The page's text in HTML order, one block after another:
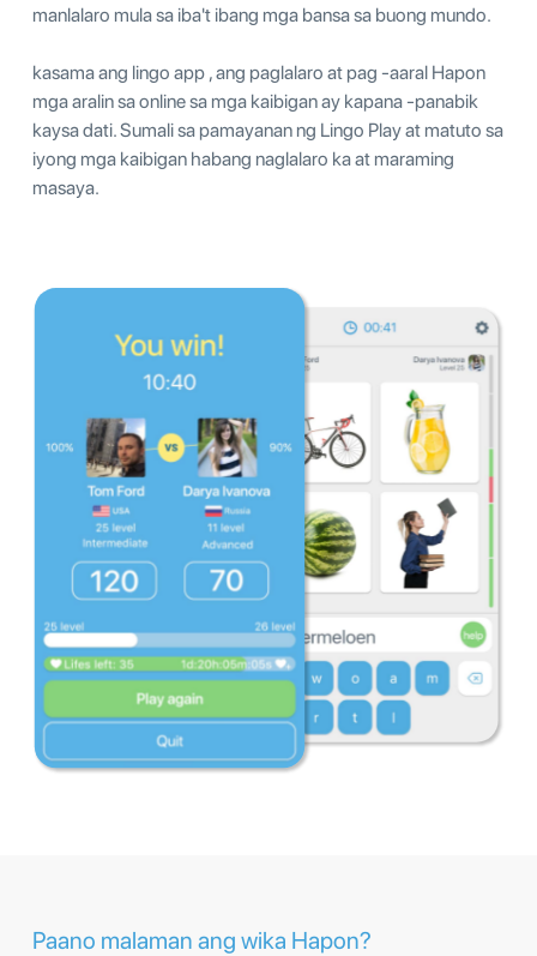
manlalaro mula sa iba't ibang mga bansa sa buong mundo.
kasama ang lingo app , ang paglalaro at pag -aaral Hapon
mga aralin sa online sa mga kaibigan ay kapana -panabik
kaysa dati. Sumali sa pamayanan ng Lingo Play at matuto sa
iyong mga kaibigan habang naglalaro ka at maraming
masaya.
Paano malaman ang wika Hapon?